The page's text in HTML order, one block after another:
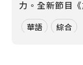
力。全新節目
血應援站》，由
張啟樂與影視運
華語 綜合